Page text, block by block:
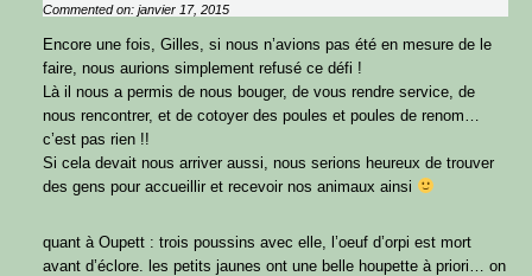
Commented on: janvier 17, 2015
Encore une fois, Gilles, si nous n’avions pas été en mesure de le
faire, nous aurions simplement refusé ce défi !
Là il nous a permis de nous bouger, de vous rendre service, de
nous rencontrer, et de cotoyer des poules et poules de renom…
c’est pas rien !!
Si cela devait nous arriver aussi, nous serions heureux de trouver
des gens pour accueillir et recevoir nos animaux ainsi
quant à Oupett : trois poussins avec elle, l’oeuf d’orpi est mort
avant d’éclore. les petits jaunes ont une belle houpette à priori… on